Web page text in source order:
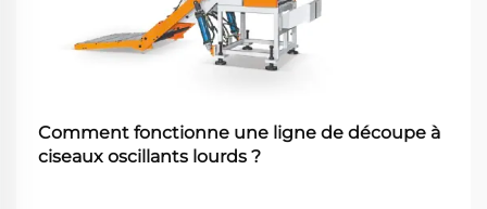
Comment fonctionne une ligne de découpe à
ciseaux oscillants lourds ?